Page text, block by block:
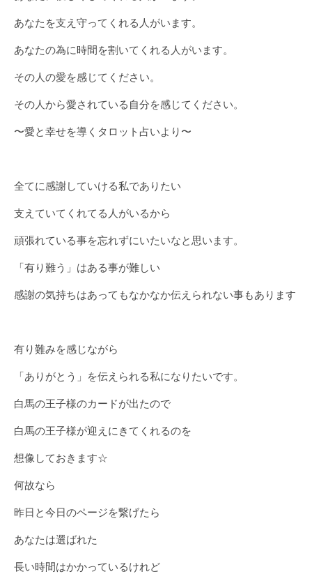
あなたを支え守ってくれる人がいます。
あなたの為に時間を割いてくれる人がいます。
その人の愛を感じてください。
その人から愛されている自分を感じてください。
〜愛と幸せを導くタロット占いより〜
全てに感謝していける私でありたい
支えていてくれてる人がいるから
頑張れている事を忘れずにいたいなと思います。
「有り難う」はある事が難しい
感謝の気持ちはあってもなかなか伝えられない事もあります
有り難みを感じながら
「ありがとう」を伝えられる私になりたいです。
白馬の王子様のカードが出たので
白馬の王子様が迎えにきてくれるのを
想像しておきます☆
何故なら
昨日と今日のページを繋げたら
あなたは選ばれた
長い時間はかかっているけれど